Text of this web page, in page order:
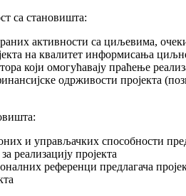
са становишта:
активности са циљевима,
на квалитет информисања
који омогућавају праћење
одрживости пројекта
и управљачких способности
реализацију пројекта
референци предлагача